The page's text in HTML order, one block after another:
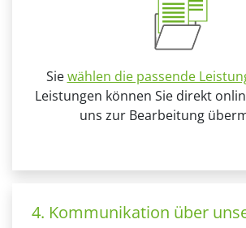
Siewählen die passende
Leistungen können Sie direkt
uns zur Bearbeitung
4. Kommunikation über